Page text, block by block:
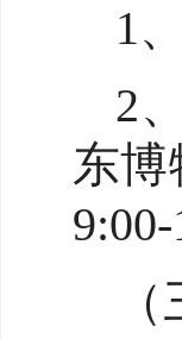
1
2
东博